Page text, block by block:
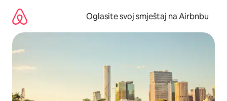
sadržaj
Oglasite svoj smještaj na Airbnbu